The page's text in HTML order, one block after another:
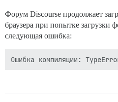
Форум Discourse продолжает
браузера при попытке загрузки
следующая ошибка: